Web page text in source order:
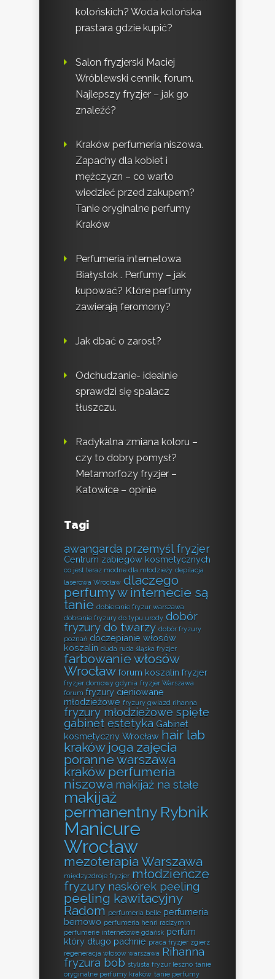
kolońskich? Woda kolońska
prastara gdzie kupić?
Salon fryzjerski Maciej
Wróblewski cennik, forum.
Najlepszy fryzjer – jak go
znaleźć?
Kraków perfumeria niszowa.
Zapachy dla kobiet i
mężczyzn – co warto
wiedzieć przed zakupem?
Tanie oryginalne perfumy
Kraków
Perfumeria internetowa
Białystok . Perfumy – jak
kupować? Które perfumy
zawierają feromony?
Jak dbać o zarost?
Odchudzanie- idealnie
sprawdzi się spalacz
tłuszczu.
Radykalna zmiana koloru –
czy to dobry pomysł?
Metamorfozy fryzjer –
Katowice – opinie
Tagi
awangarda przemyśl fryzjer
Centrum zabiegów kosmetycznych
co jest teraz modne dla młodzieży depilacja
laserowa Wrocław dlaczego
perfumy w internecie są
tanie dobieranie fryzur warszawa
dobranie fryzury do typu urody dobór
fryzury do twarzy dobór fryzury
poznań doczepianie włosów
koszalin duda ruda śląska fryzjer
farbowanie włosów
Wrocław forum koszalin fryzjer
fryzjer domowy gdynia fryzjer Warszawa
forum fryzury cieniowane
młodzieżowe fryzury gwiazd rihanna
fryzury młodzieżowe spięte
gabinet estetyka Gabinet
kosmetyczny Wrocław hair lab
kraków joga zajęcia
poranne warszawa
kraków perfumeria
niszowa makijaż na stałe
makijaż
permanentny Rybnik
Manicure
Wrocław
mezoterapia Warszawa
międzyzdroje fryzjer młodzieńcze
fryzury naskórek peeling
peeling kawitacyjny
Radom perfumeria belle perfumeria
bemowo perfumeria henri radzymin
perfumerie internetowe gdańsk perfum
który długo pachnie praca fryzjer zgierz
regeneracja włosów warszawa Rihanna
fryzura bob stylista fryzur leszno tanie
oryginalne perfumy kraków tanie perfumy